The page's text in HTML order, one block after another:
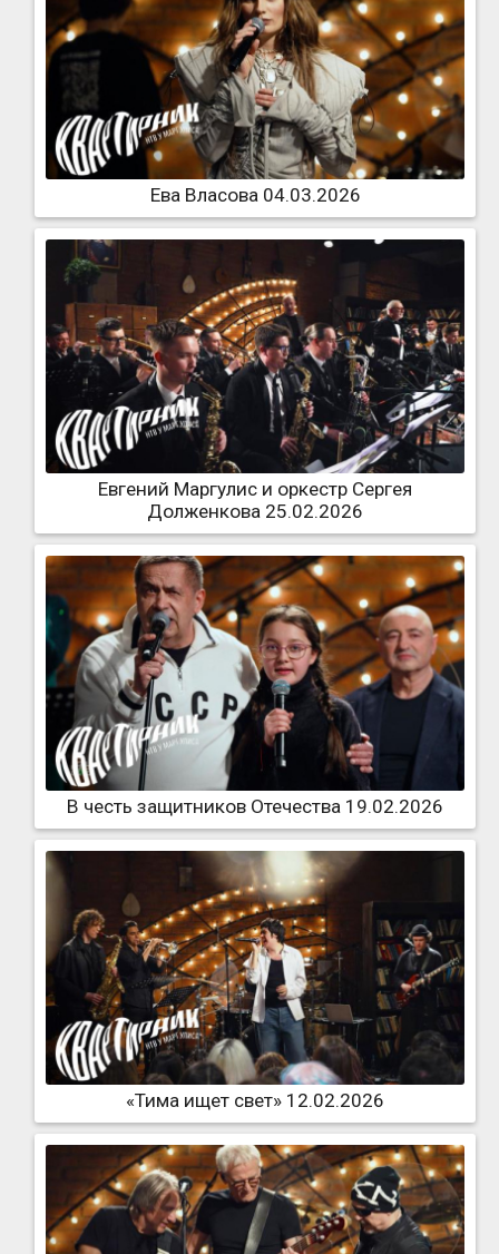
Ева Власова 04.03.2026
Евгений Маргулис и оркестр Сергея
Долженкова 25.02.2026
В честь защитников Отечества 19.02.2026
«Тима ищет свет» 12.02.2026